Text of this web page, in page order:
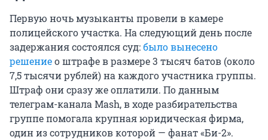
Первую ночь музыканты провели в камере
полицейского участка. На следующий день после
задержания состоялся суд:было вынесено
решениео штрафе в размере 3 тысяч батов (около
7,5 тысячи рублей) на каждого участника группы.
Штраф они сразу же оплатили. По данным
телеграм-канала Mash, в ходе разбирательства
группе помогала крупная юридическая фирма,
один из сотрудников которой — фанат «Би-2».